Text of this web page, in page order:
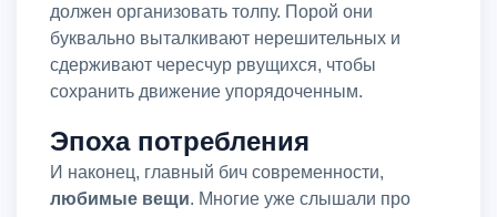
должен организовать толпу. Порой они
буквально выталкивают нерешительных и
сдерживают чересчур рвущихся, чтобы
сохранить движение упорядоченным.
Эпоха потребления
И наконец, главный бич современности,
любимые вещи. Многие уже слышали про